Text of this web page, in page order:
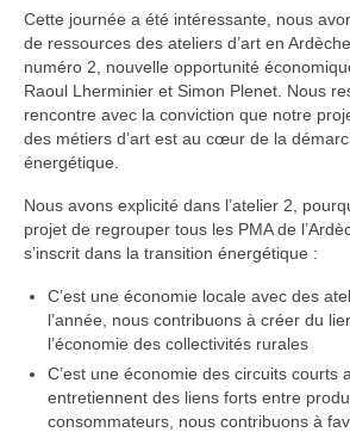
Cette journée a été intéressante, nous
de ressources des ateliers d’art en
numéro 2, nouvelle opportunité
Raoul Lherminier et Simon Plenet. Nous
rencontre avec la conviction que notre
des métiers d’art est au cœur de la
énergétique.
Nous avons explicité dans l’atelier 2,
projet de regrouper tous les PMA de
s’inscrit dans la transition énergétique :
C’est une économie locale avec des
l’année, nous contribuons à créer du
l’économie des collectivités rurales
C’est une économie des circuits courts
entretiennent des liens forts entre
consommateurs, nous contribuons à